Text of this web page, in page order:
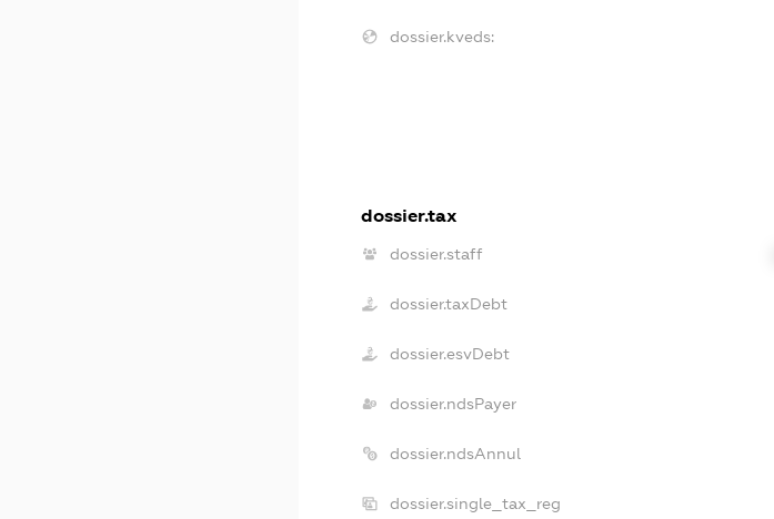
dossier.kveds:
dossier.tax
dossier.staff
dossier.taxDebt
dossier.esvDebt
dossier.ndsPayer
dossier.ndsAnnul
dossier.single_tax_reg